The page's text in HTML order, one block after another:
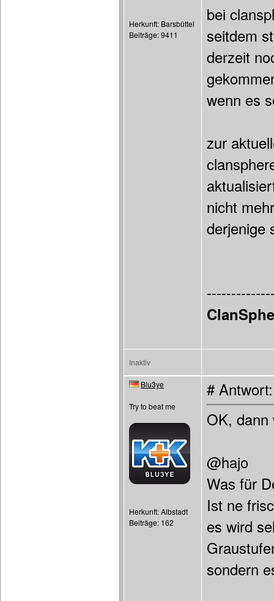
Herkunft: Barsbüttel
Beiträge: 9411
bei
seitdem
derzeit
wenn es
zur
nicht
derjenige
Inaktiv
Blu3ye
Try to beat me
Herkunft: Albstadt
Beiträge: 162
#
OK,
@hajo
Was für
Ist ne
es wird
sondern